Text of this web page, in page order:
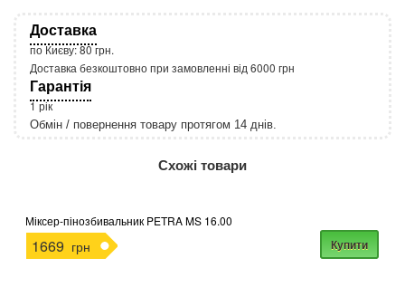
Доставка
по Києву: 80 грн.
Доставка безкоштовно при замовленні від 6000 грн
Гарантія
1 рік
Обмін / повернення товару протягом 14 днів.
Схожі товари
Міксер-пінозбивальник PETRA MS 16.00
1669 грн Купити